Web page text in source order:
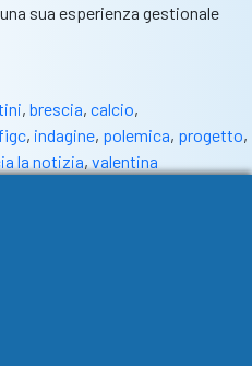
sua esperienza gestionale
, brescia, calcio,
figc, indagine, polemica, progetto,
la notizia, valentina